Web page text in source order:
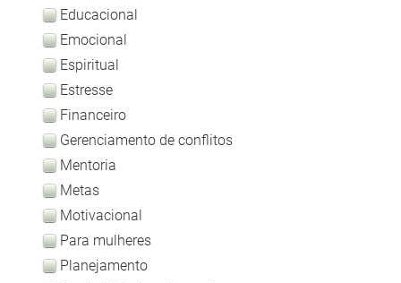
Educacional
Emocional
Espiritual
Estresse
Financeiro
Gerenciamento de conflitos
Mentoria
Metas
Motivacional
Para mulheres
Planejamento